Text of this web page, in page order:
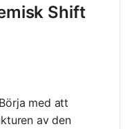
Shift
med att
av den